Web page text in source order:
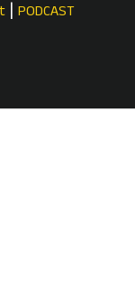
PODCAST